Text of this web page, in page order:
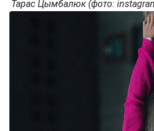
Тарас Цымбалюк (фото: